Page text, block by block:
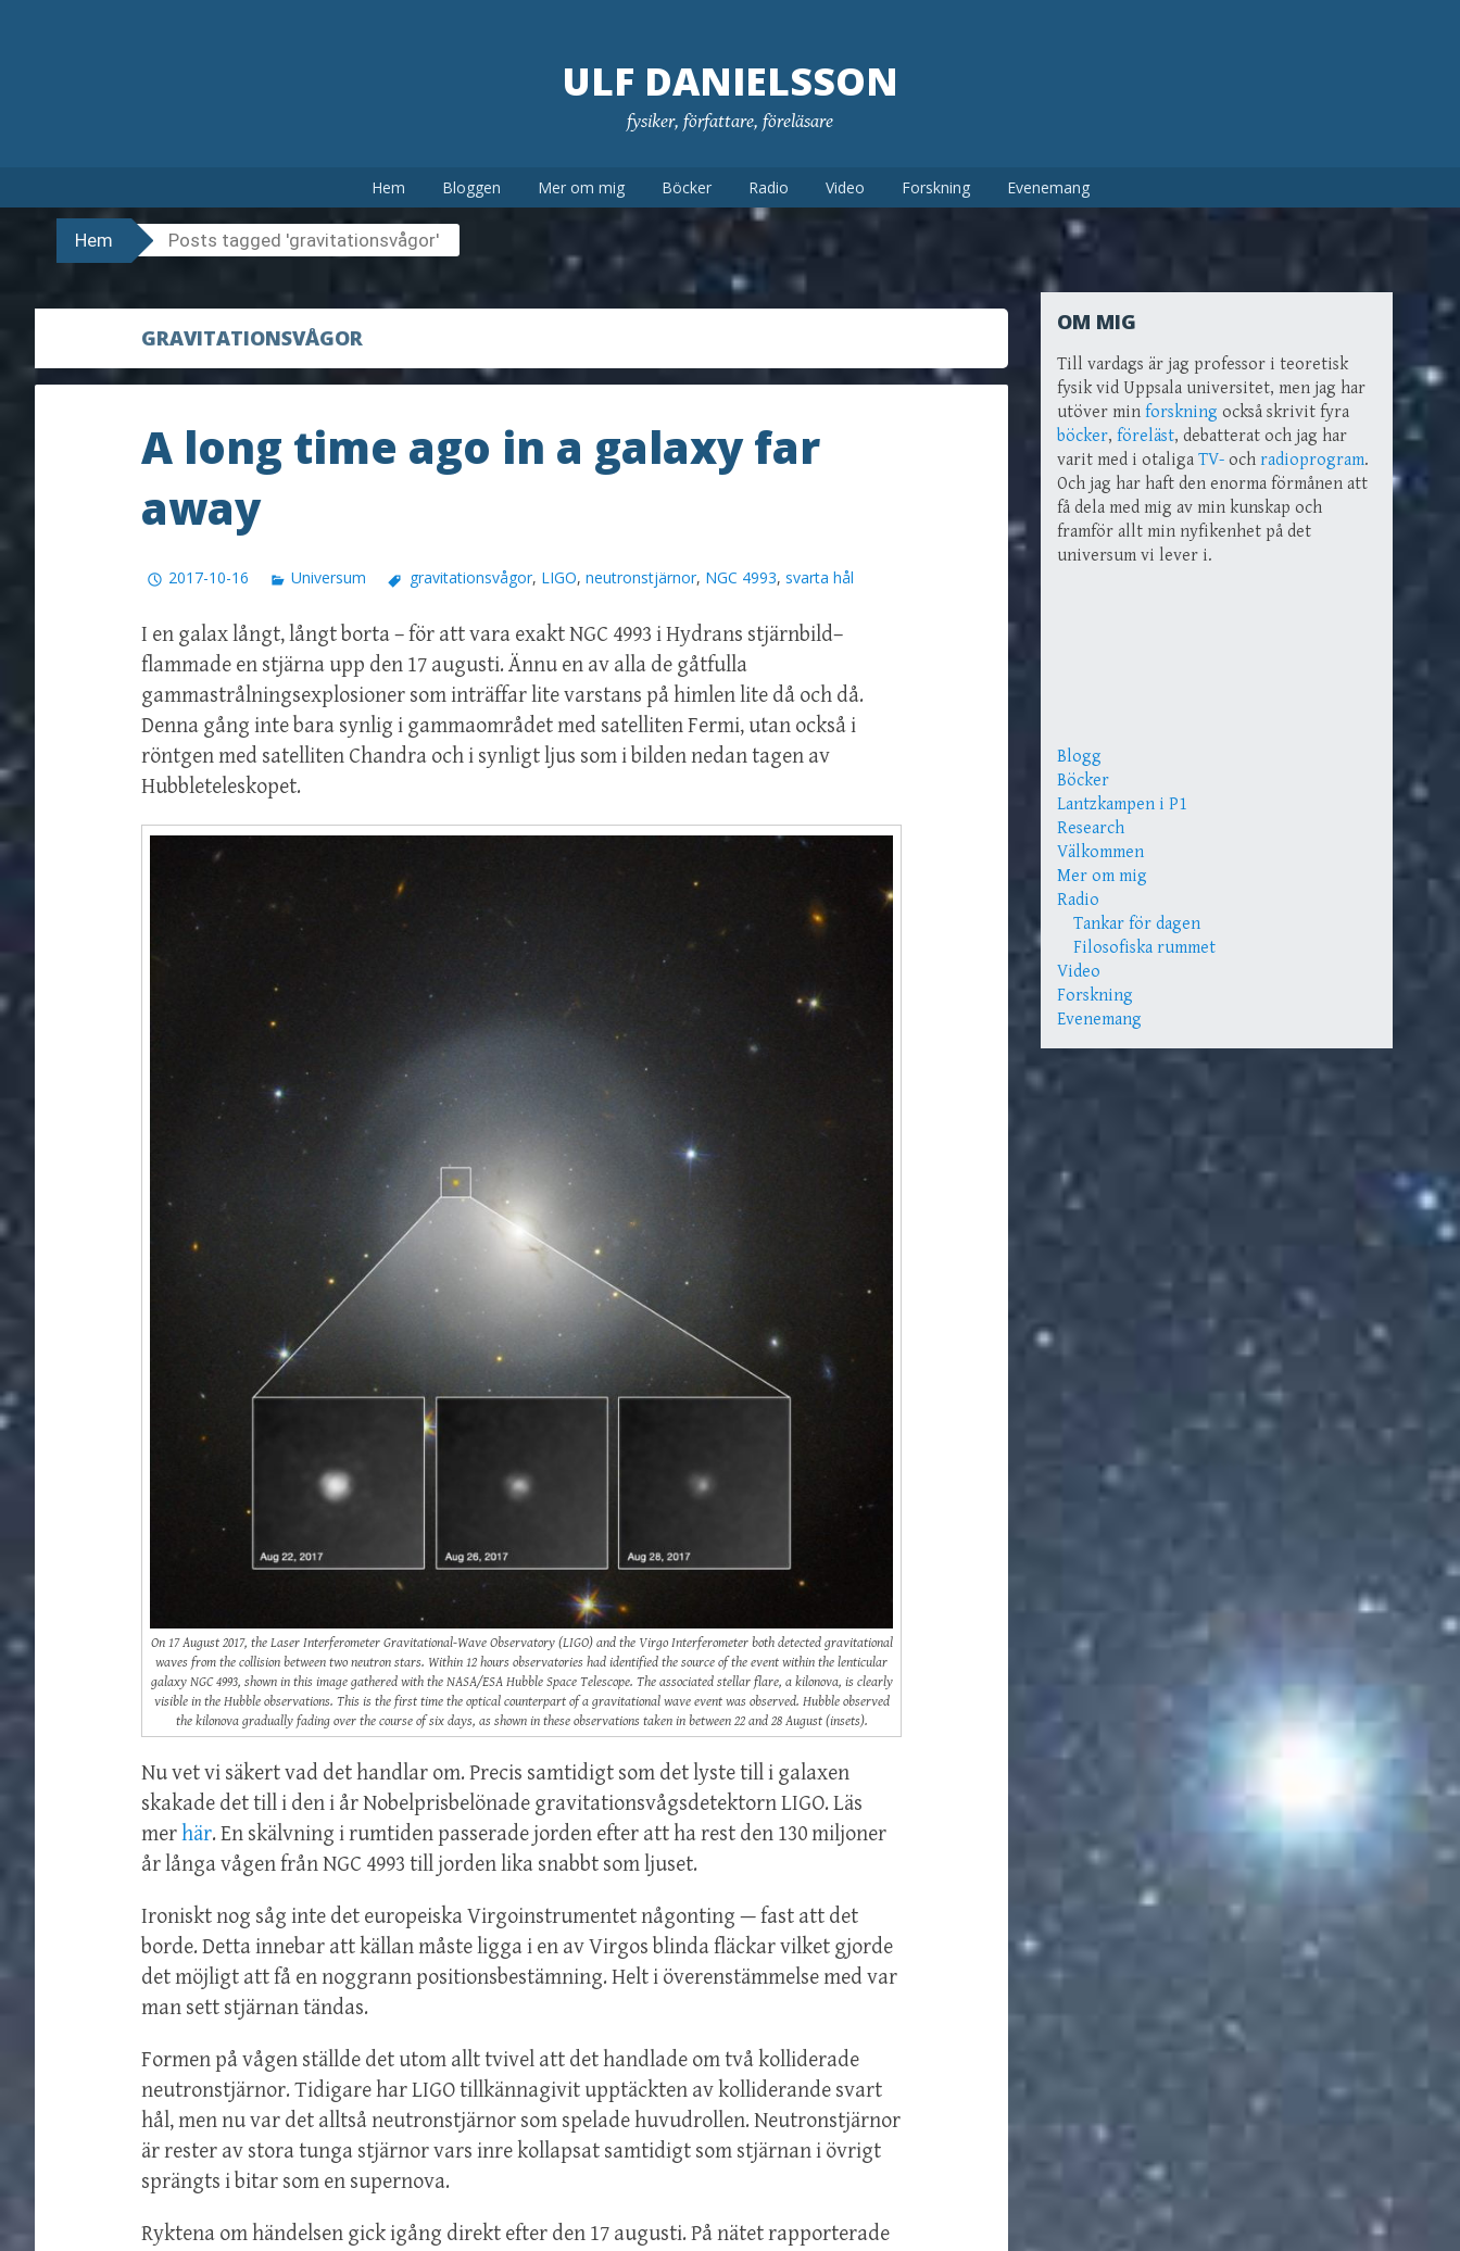
ULF DANIELSSON
fysiker, författare, föreläsare
Hem Bloggen Mer om mig Böcker Radio Video Forskning Evenemang
Hem Posts tagged 'gravitationsvågor'
GRAVITATIONSVÅGOR
A long time ago in a galaxy far
away
2017-10-16 Universum gravitationsvågor, LIGO, neutronstjärnor, NGC 4993, svarta hål
I en galax långt, långt borta – för att vara exakt NGC 4993 i Hydrans stjärnbild–
flammade en stjärna upp den 17 augusti. Ännu en av alla de gåtfulla
gammastrålningsexplosioner som inträffar lite varstans på himlen lite då och då.
Denna gång inte bara synlig i gammaområdet med satelliten Fermi, utan också i
röntgen med satelliten Chandra och i synligt ljus som i bilden nedan tagen av
Hubbleteleskopet.
On 17 August 2017, the Laser Interferometer Gravitational-Wave Observatory (LIGO) and the Virgo Interferometer both detected gravitational
waves from the collision between two neutron stars. Within 12 hours observatories had identified the source of the event within the lenticular
galaxy NGC 4993, shown in this image gathered with the NASA/ESA Hubble Space Telescope. The associated stellar flare, a kilonova, is clearly
visible in the Hubble observations. This is the first time the optical counterpart of a gravitational wave event was observed. Hubble observed
the kilonova gradually fading over the course of six days, as shown in these observations taken in between 22 and 28 August (insets).
Nu vet vi säkert vad det handlar om. Precis samtidigt som det lyste till i galaxen
skakade det till i den i år Nobelprisbelönade gravitationsvågsdetektorn LIGO. Läs
merhär. En skälvning i rumtiden passerade jorden efter att ha rest den 130 miljoner
år långa vågen från NGC 4993 till jorden lika snabbt som ljuset.
Ironiskt nog såg inte det europeiska Virgoinstrumentet någonting — fast att det
borde. Detta innebar att källan måste ligga i en av Virgos blinda fläckar vilket gjorde
det möjligt att få en noggrann positionsbestämning. Helt i överenstämmelse med var
man sett stjärnan tändas.
Formen på vågen ställde det utom allt tvivel att det handlade om två kolliderade
neutronstjärnor. Tidigare har LIGO tillkännagivit upptäckten av kolliderande svart
hål, men nu var det alltså neutronstjärnor som spelade huvudrollen. Neutronstjärnor
är rester av stora tunga stjärnor vars inre kollapsat samtidigt som stjärnan i övrigt
sprängts i bitar som en supernova.
Ryktena om händelsen gick igång direkt efter den 17 augusti. På nätet rapporterade
OM MIG
Till vardags är jag professor i teoretisk
fysik vid Uppsala universitet, men jag har
utöver min forskning också skrivit fyra
böcker, föreläst, debatterat och jag har
varit med i otaliga TV- och radioprogram.
Och jag har haft den enorma förmånen att
få dela med mig av min kunskap och
framför allt min nyfikenhet på det
universum vi lever i.
Blogg
Böcker
Lantzkampen i P1
Research
Välkommen
Mer om mig
Radio
Tankar för dagen
Filosofiska rummet
Video
Forskning
Evenemang